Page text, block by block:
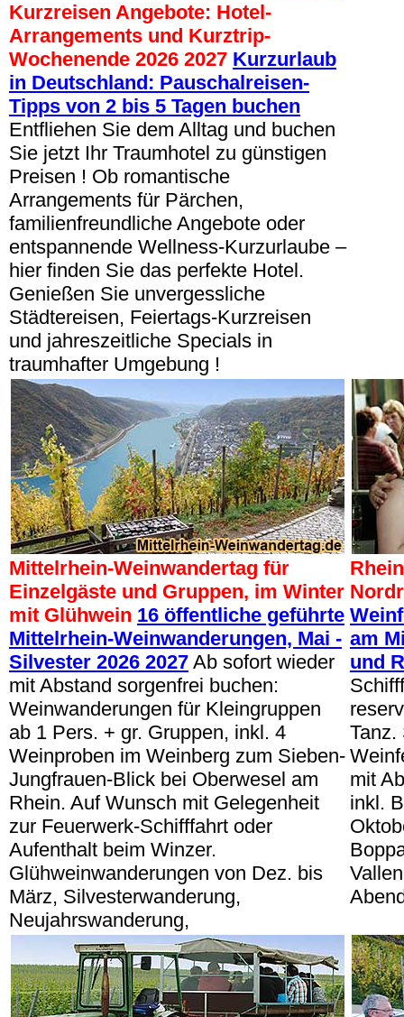
Kurzreisen Angebote: Hotel-
Arrangements und Kurztrip-
Wochenende 2026 2027 Kurzurlaub
in Deutschland: Pauschalreisen-
Tipps von 2 bis 5 Tagen buchen
Entfliehen Sie dem Alltag und buchen
Sie jetzt Ihr Traumhotel zu günstigen
Preisen ! Ob romantische
Arrangements für Pärchen,
familienfreundliche Angebote oder
entspannende Wellness-Kurzurlaube –
hier finden Sie das perfekte Hotel.
Genießen Sie unvergessliche
Städtereisen, Feiertags-Kurzreisen
und jahreszeitliche Specials in
traumhafter Umgebung !
Mittelrhein-Weinwandertag für
Einzelgäste und Gruppen, im Winter
mit Glühwein 16 öffentliche geführte
Mittelrhein-Weinwanderungen, Mai -
Silvester 2026 2027 Ab sofort wieder
mit Abstand sorgenfrei buchen:
Weinwanderungen für Kleingruppen
ab 1 Pers. + gr. Gruppen, inkl. 4
Weinproben im Weinberg zum Sieben-
Jungfrauen-Blick bei Oberwesel am
Rhein. Auf Wunsch mit Gelegenheit
zur Feuerwerk-Schifffahrt oder
Aufenthalt beim Winzer.
Glühweinwanderungen von Dez. bis
März, Silvesterwanderung,
Neujahrswanderung,
am
und
Tanz.
mit
inkl.